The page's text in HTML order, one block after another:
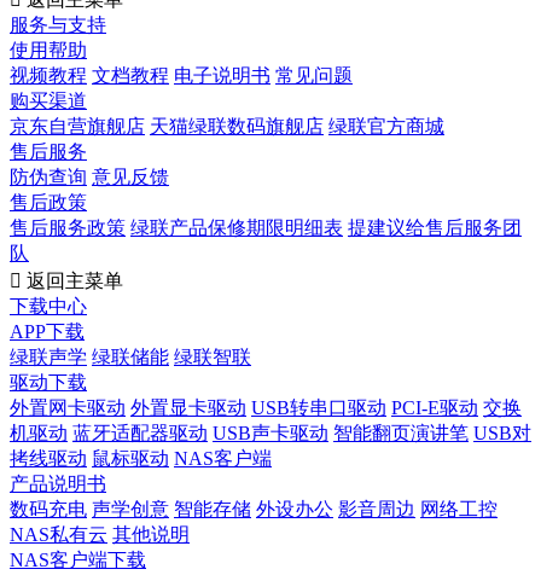
服务与支持
使用帮助
视频教程 文档教程 电子说明书 常见问题
购买渠道
京东自营旗舰店 天猫绿联数码旗舰店 绿联官方商城
售后服务
防伪查询 意见反馈
售后政策
售后服务政策 绿联产品保修期限明细表 提建议给售后服务团
队
 返回主菜单
下载中心
APP下载
绿联声学 绿联储能 绿联智联
驱动下载
外置网卡驱动 外置显卡驱动 USB转串口驱动 PCI-E驱动 交换
机驱动 蓝牙适配器驱动 USB声卡驱动 智能翻页演讲笔 USB对
拷线驱动 鼠标驱动 NAS客户端
产品说明书
数码充电 声学创意 智能存储 外设办公 影音周边 网络工控
NAS私有云 其他说明
NAS客户端下载